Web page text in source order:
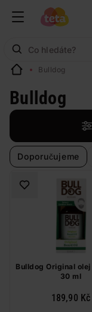
Bulldog
Bulldog
Doporučujeme
Bulldog Original
30 ml
189,90 Kč